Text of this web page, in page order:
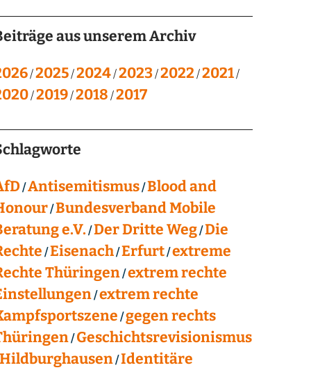
aus unserem Archiv
2025 2024 2023 2022 2021
2019 2018 2017
Antisemitismus Blood and
Bundesverband Mobile
e.V. Der Dritte Weg Die
Eisenach Erfurt extreme
Thüringen extrem rechte
extrem rechte
gegen rechts
Geschichtsrevisionismus
Identitäre